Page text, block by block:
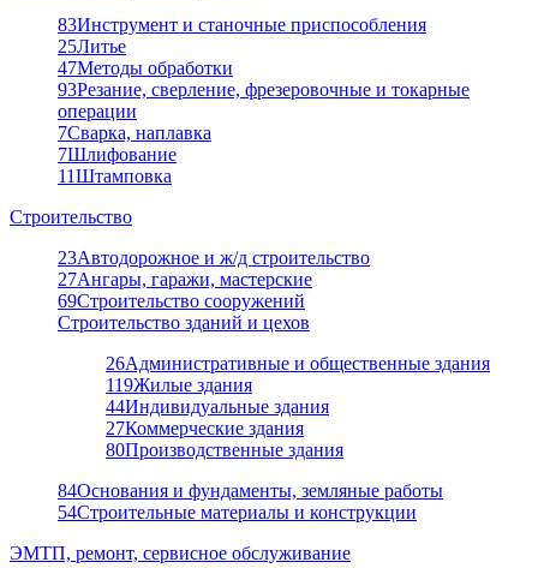
83Инструмент и станочные приспособления
25Литье
47Методы обработки
93Резание, сверление, фрезеровочные и токарные
операции
7Сварка, наплавка
7Шлифование
11Штамповка
Строительство
23Автодорожное и ж/д строительство
27Ангары, гаражи, мастерские
69Строительство сооружений
Строительство зданий и цехов
26Административные и общественные здания
119Жилые здания
44Индивидуальные здания
27Коммерческие здания
80Производственные здания
84Основания и фундаменты, земляные работы
54Строительные материалы и конструкции
ЭМТП, ремонт, сервисное обслуживание